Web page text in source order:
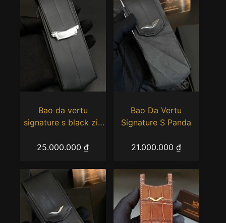
Bao da vertu
signature s black zin
25.000.000₫
Bao Da Vertu
Signature S Panda
21.000.000 ₫